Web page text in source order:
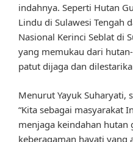
indahnya. Seperti Hutan
Lindu di Sulawesi Tengah
Nasional Kerinci Seblat di
yang memukau dari
patut dijaga dan
Menurut Yayuk Suharyati,
“Kita sebagai masyarakat
menjaga keindahan hutan
keberagaman hayati yang